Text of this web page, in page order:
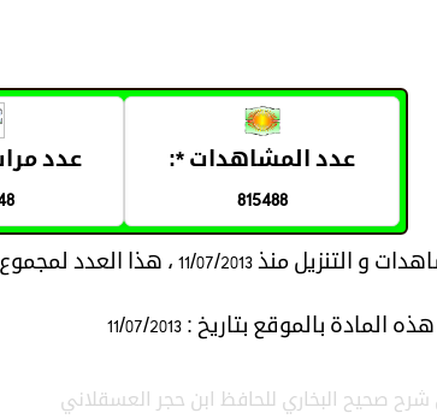
عدد المشاهدات *:
815488
عدد
2013 ، هذا العدد لمجموع المواد المتعلقة بموضوع المادة
بالموقع بتاريخ : 11/07/2013
شرح صحيح البخاري للحافظ ابن حجر العسقلاني